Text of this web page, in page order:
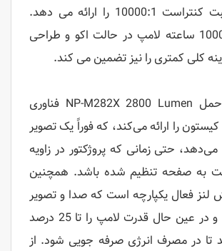
روشنایی و نسبت کنتراست 10000:1 را ارائه می دهد.
بعلاوه، عمر 10000 ساعته لامپ در حالت اکو و طراحی
کلی کمتری را نیز تضمین می کند.
پروژکتور قابل حمل NP-M282X 2800 Lumen فناوری
را ارائه می‌کند، که فوراً یک تصویر
حتی زمانی که پروژکتور در زاویه
به صفحه تنظیم شده باشد. همچنین
لنز فعال یکپارچه است که صدا و تصویر
را قطع می کند و در عین حال قدرت لامپ را تا 25 درصد
در مصرف انرژی صرفه جویی شود. از